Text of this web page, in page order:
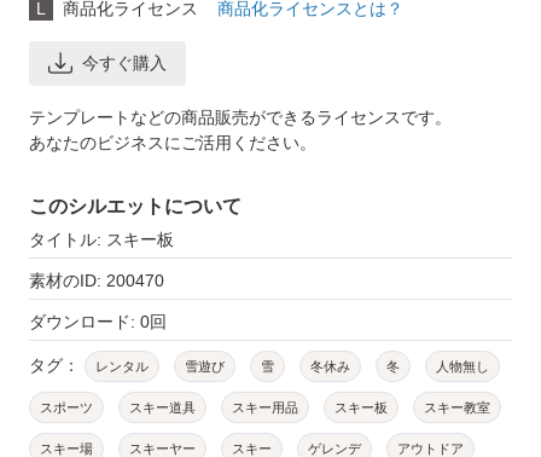
L 商品化ライセンス 商品化ライセンスとは？
今すぐ購入
テンプレートなどの商品販売ができるライセンスです。
あなたのビジネスにご活用ください。
このシルエットについて
タイトル: スキー板
素材のID: 200470
ダウンロード: 0回
タグ： レンタル 雪遊び 雪 冬休み 冬 人物無し
スポーツ スキー道具 スキー用品 スキー板 スキー教室
スキー場 スキーヤー スキー ゲレンデ アウトドア